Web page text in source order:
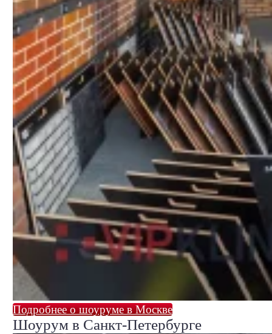
Подробнее о шоуруме в Москве
Шоурум в Санкт-Петербурге